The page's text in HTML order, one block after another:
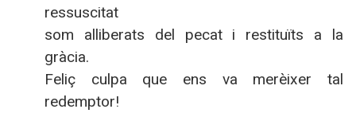
ressuscitat
som alliberats del pecat i restituïts a la
gràcia.
Feliç culpa que ens va merèixer tal
redemptor!